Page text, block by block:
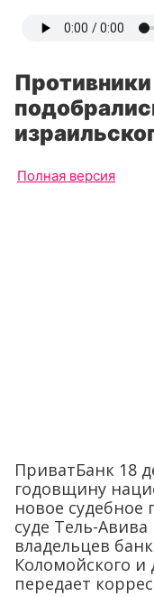
Полная версия
ПриватБанк 18
годовщину
новое
суде Тель-
владельцев
Коломойского и
передает